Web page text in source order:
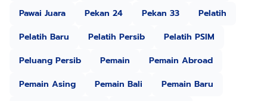
Pawai Juara
Pekan 24 Pekan 33
Pelatih
Pelatih Baru
Pelatih Persib
Pelatih PSIM
Peluang Persib
Pemain
Pemain Abroad
Pemain Asing
Pemain Bali
Pemain Baru